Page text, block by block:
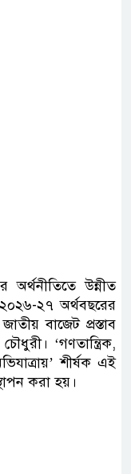
অর্থনীতিতে উন্নীত
২৭ অর্থবছরের
বাজেট প্রস্তাব
‘গণতান্ত্রিক,
শীর্ষক এই
করা হয়।